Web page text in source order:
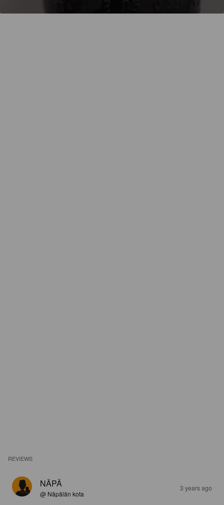
REVIEWS
NÄPÄ
@ Näpälän kota
3 years ago